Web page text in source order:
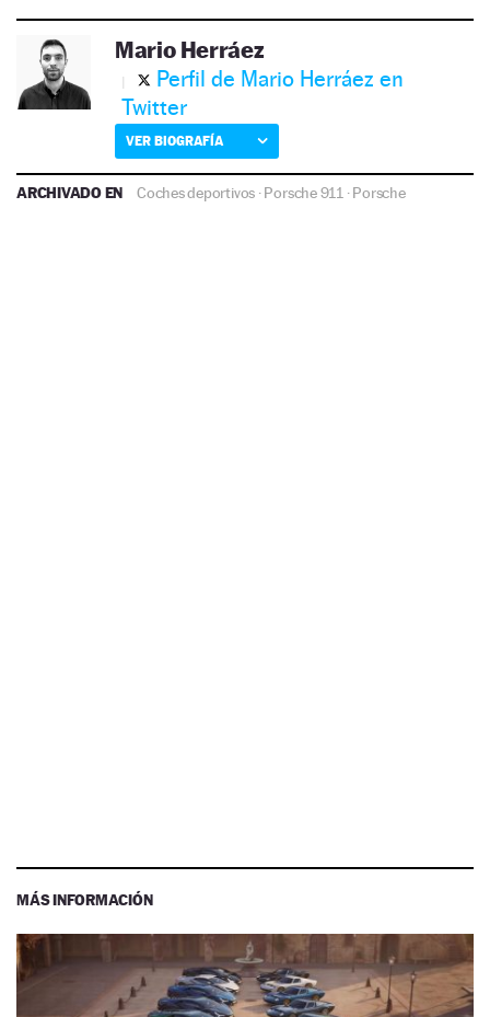
Mario Herráez
Perfil de Mario Herráez en
Twitter
VER BIOGRAFÍA
ARCHIVADO EN Coches deportivos ·Porsche 911 ·Porsche
MÁS INFORMACIÓN